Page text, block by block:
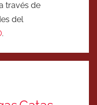
través de
del
.